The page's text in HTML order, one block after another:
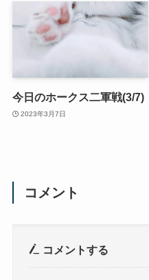
今日のホークス二軍戦(3/7)
2023年3月7日
コメント
コメントする